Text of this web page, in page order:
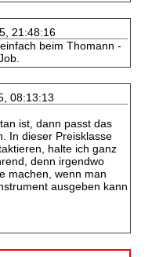
21:48:16
beim Thomann -
08:13:13
ist, dann passt das
In dieser Preisklasse
halte ich ganz
denn irgendwo
machen, wenn man
ausgeben kann